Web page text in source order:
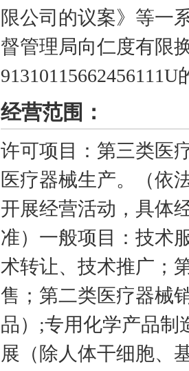
限公司的议案》等一
督管理局向仁度有限
经营范围：
许可项目：第三类医
医疗器械生产。（依
开展经营活动，具体
准）一般项目：技术
术转让、技术推广；
售；第二类医疗器械
品）;专用化学产品制
展（除人体干细胞、